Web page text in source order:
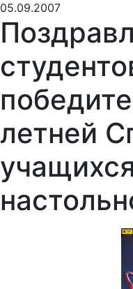
05.09.2007
летней